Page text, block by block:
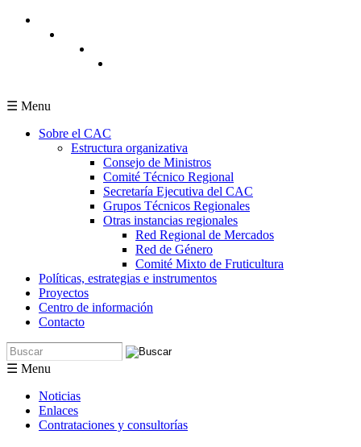
Pasar al contenido principal
☰ Menu
Sobre el CAC
Estructura organizativa
Consejo de Ministros
Comité Técnico Regional
Secretaría Ejecutiva del CAC
Grupos Técnicos Regionales
Otras instancias regionales
Red Regional de Mercados
Red de Género
Comité Mixto de Fruticultura
Políticas, estrategias e instrumentos
Proyectos
Centro de información
Contacto
Formulario de búsqueda
Buscar
☰ Menu
Noticias
Enlaces
Contrataciones y consultorías